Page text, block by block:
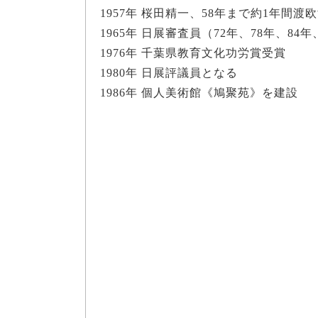
1957年 桜田精一、58年まで約1年間渡
1965年 日展審査員（72年、78年、84年
1976年 千葉県教育文化功労賞受賞
1980年 日展評議員となる
1986年 個人美術館《鳩聚苑》を建設